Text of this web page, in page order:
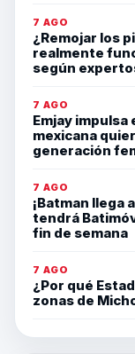
7 AGO
¿Remojar los
realmente
según
7 AGO
Emjay impulsa
mexicana
generación
7 AGO
¡Batman llega
tendrá
fin de semana
7 AGO
¿Por qué
zonas de